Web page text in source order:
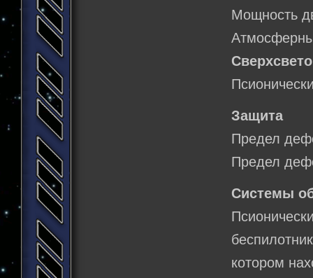
Мощность
Защита
Предел
Предел
Системы
котором